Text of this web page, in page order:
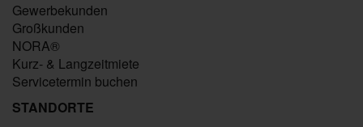
Gewerbekunden
Großkunden
NORA®
Kurz- & Langzeitmiete
Servicetermin buchen
STANDORTE